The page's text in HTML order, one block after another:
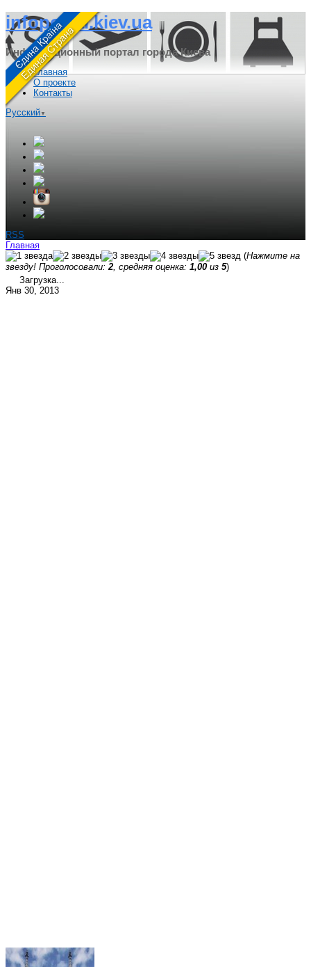
infoportal.kiev.ua
Информационный портал города Киева
Главная
О проекте
Контакты
Русский ▼
RSS
Главная
(Нажмите на
звезду! Проголосовали: 2 , средняя оценка: 1,00 из 5)
Загрузка...
Янв 30, 2013